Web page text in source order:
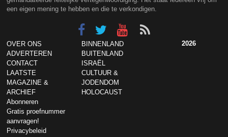
een eigen mening te hebben en die te verkondigen.
OVER ONS
ADVERTEREN
CONTACT
LAATSTE
MAGAZINE &
ARCHIEF
Abonneren
Gratis proefnummer
aanvragen!
Privacybeleid
BINNENLAND
BUITENLAND
ISRAËL
CULTUUR &
JODENDOM
HOLOCAUST
2026